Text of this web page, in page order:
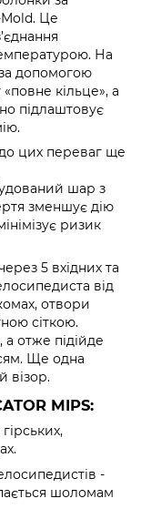
Mold. Це
На
допомогою
кільце», а
підлаштовує
цих переваг ще
шар з
зменшує дію
ризик
5 вхідних та
від
отвори
сіткою.
а отже підійде
Ще одна
візор.
MIPS:
-
шоломам